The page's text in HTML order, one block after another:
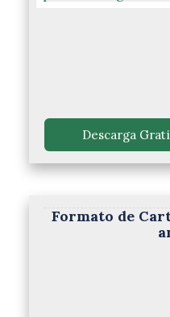
Descarga
Formato de